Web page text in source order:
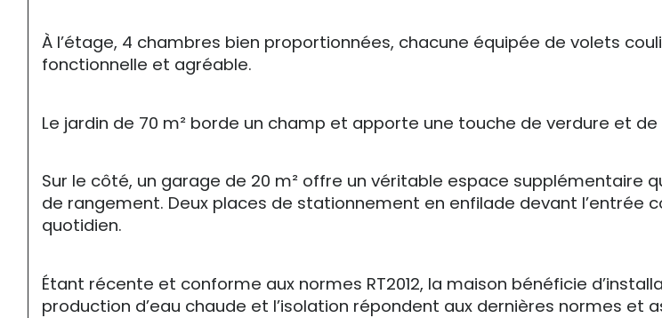
À l’étage, 4 chambres bien proportionnées, chacune équipée de volets
fonctionnelle et agréable.
Le jardin de 70 m² borde un champ et apporte une touche de verdure et
Sur le côté, un garage de 20 m² offre un véritable espace supplémentaire
de rangement. Deux places de stationnement en enfilade devant
quotidien.
Étant récente et conforme aux normes RT2012, la maison bénéficie
production d’eau chaude et l’isolation répondent aux dernières normes et